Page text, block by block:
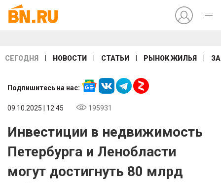
СЕГОДНЯ НОВОСТИ СТАТЬИ РЫНОК ЖИЛЬЯ
Подпишитесь на нас:
09.10.2025 | 12:45 195931
Инвестиции в недвижимость
Петербурга и Ленобласти
могут достигнуть 80 млрд